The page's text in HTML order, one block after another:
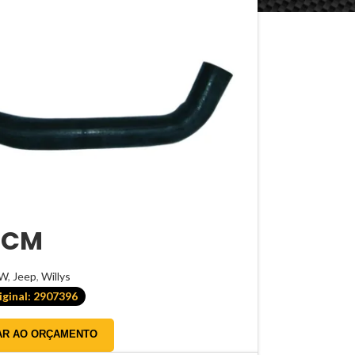
, Jeep, Willys
2907396
AO ORÇAMENTO